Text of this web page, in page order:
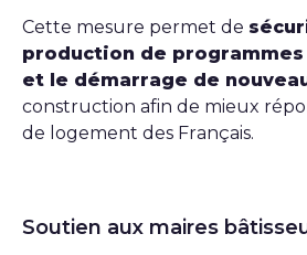
Cette mesure permet de
production de
et le démarrage de
construction afin de mieux
de logement des Français.
Soutien aux maires